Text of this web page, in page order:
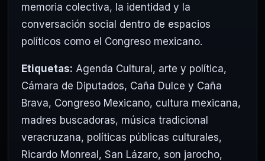
memoria colectiva, la identidad y la
conversación social dentro de espacios
políticos como el Congreso mexicano.
Etiquetas: Agenda Cultural, arte y política,
Cámara de Diputados, Caña Dulce y Caña
Brava, Congreso Mexicano, cultura mexicana,
madres buscadoras, música tradicional
veracruzana, políticas públicas culturales,
Ricardo Monreal, San Lázaro, son jarocho,